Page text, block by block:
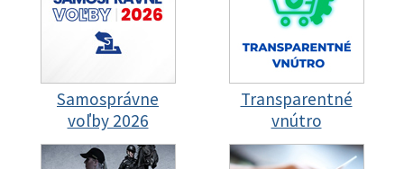
Samosprávne
voľby 2026
Transparentné
vnútro